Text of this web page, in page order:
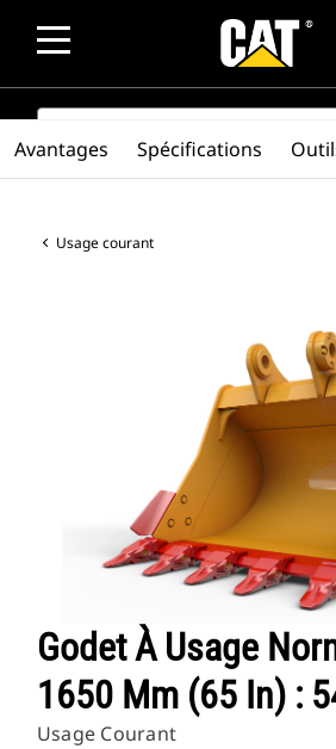
SEARCH
Usage courant
Godet À Usage
1650 Mm (65 In) :
Usage Courant
Avantages Spécifications